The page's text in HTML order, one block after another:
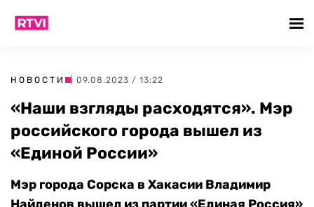
НОВОСТИ | 09.08.2023 / 13:22
«Наши взгляды расходятся». Мэр
российского города вышел из
«Единой России»
Мэр города Сорска в Хакасии Владимир